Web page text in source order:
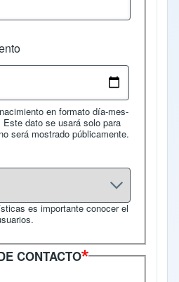
en formato día-mes-
dato se usará solo para
será mostrado públicamente.
es importante conocer el
CONTACTO